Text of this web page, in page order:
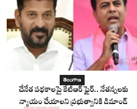
తెలంగాణ
చేనేత పథకాలపై కేటీఆర్ ఫైర్.. నేతన్నలకు
న్యాయం చేయాలని ప్రభుత్వానికి డిమాండ్